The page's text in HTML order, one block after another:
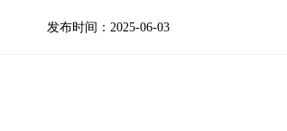
发布时间：2025-06-03